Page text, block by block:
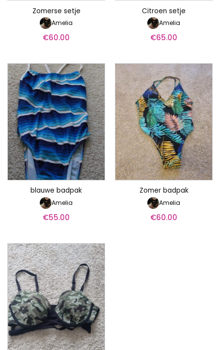
Zomerse setje
Amelia
€60.00
Citroen setje
Amelia
€65.00
blauwe badpak
Amelia
€55.00
Zomer badpak
Amelia
€60.00